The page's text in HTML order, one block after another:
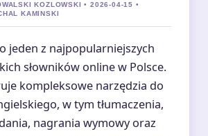
KOZLOWSKI • 2026-04-15 •
KAMINSKI
jeden z najpopularniejszych
słowników online w Polsce.
kompleksowe narzędzia do
w tym tłumaczenia,
nagrania wymowy oraz